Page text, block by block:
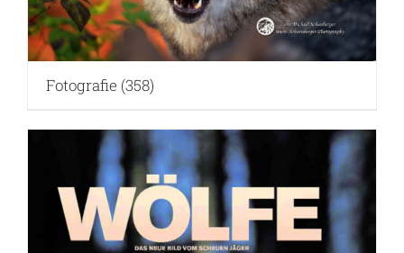
Fotografie (358)